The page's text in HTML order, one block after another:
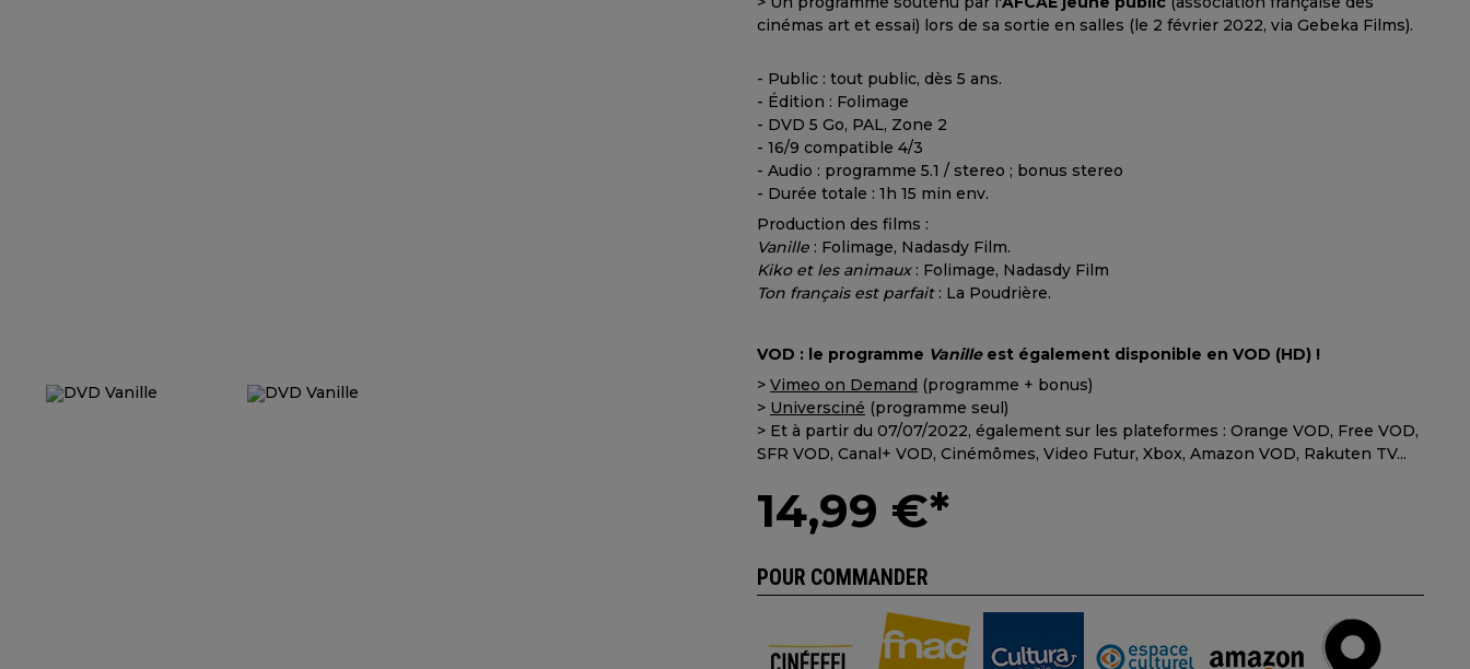
cinémas art et essai) lors de sa sortie en salles (le 2 février 2022, via Gebeka Films).
- Public : tout public, dès 5 ans.
- Édition : Folimage
- DVD 5 Go, PAL, Zone 2
- 16/9 compatible 4/3
- Audio : programme 5.1 / stereo ; bonus stereo
- Durée totale : 1h 15 min env.
Production des films :
Vanille : Folimage, Nadasdy Film.
Kiko et les animaux: Folimage, Nadasdy Film
Ton français est parfait : La Poudrière.
VOD : le programme Vanilleest également disponible en VOD (HD) !
> Vimeo on Demand (programme + bonus)
> Universciné (programme seul)
> Et à partir du 07/07/2022, également sur les plateformes : Orange VOD, Free VOD,
SFR VOD, Canal+ VOD, Cinémômes, Video Futur, Xbox, Amazon VOD, Rakuten TV...
14,99 €*
POUR COMMANDER